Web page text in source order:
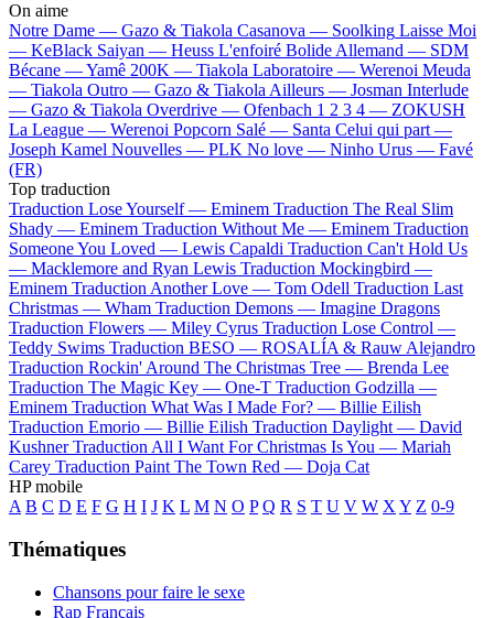
On aime
Notre Dame — Gazo & Tiakola Casanova — Soolking Laisse Moi
— KeBlack Saiyan — Heuss L'enfoiré Bolide Allemand — SDM
Bécane —Yamê 200K — Tiakola Laboratoire — Werenoi Meuda
— Tiakola Outro — Gazo & Tiakola Ailleurs — Josman Interlude
— Gazo & Tiakola Overdrive — Ofenbach 1 2 3 4 — ZOKUSH
La League — Werenoi Popcorn Salé — Santa Celui qui part —
Joseph Kamel Nouvelles — PLK No love — Ninho Urus — Favé
(FR)
Top traduction
Traduction Lose Yourself — Eminem Traduction The Real Slim
Shady — Eminem Traduction Without Me — Eminem Traduction
Someone You Loved — Lewis Capaldi Traduction Can't Hold Us
— Macklemore and Ryan Lewis Traduction Mockingbird —
Eminem Traduction Another Love — Tom Odell Traduction Last
Christmas — Wham Traduction Demons — Imagine Dragons
Traduction Flowers — Miley Cyrus Traduction Lose Control —
Teddy Swims Traduction BESO — ROSALÍA & Rauw Alejandro
Traduction Rockin' Around The Christmas Tree — Brenda Lee
Traduction The Magic Key — One-T Traduction Godzilla —
Eminem Traduction What Was I Made For? — Billie Eilish
Traduction Emorio — Billie Eilish Traduction Daylight — David
Kushner Traduction All I Want For Christmas Is You — Mariah
Carey Traduction Paint The Town Red — Doja Cat
HP mobile
A B C D E F G H I J K L M N O P Q R S T U V W X Y Z 0-9
Thématiques
Chansons pour faire le sexe
Rap Français